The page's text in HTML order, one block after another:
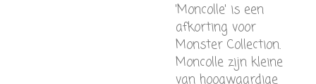
'Moncolle' is een
afkorting voor
Monster Collection.
Moncolle zijn kleine
van hoogwaardige